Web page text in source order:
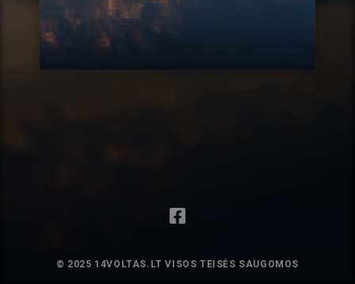
© 2025 14VOLTAS.LT VISOS TEISĖS SAUGOMOS